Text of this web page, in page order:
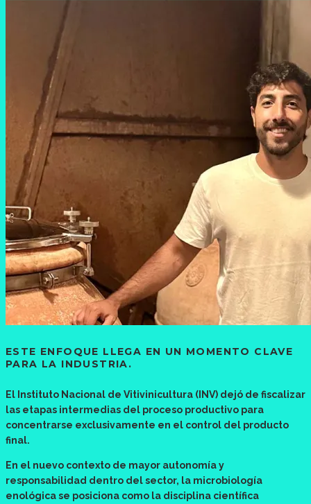
ESTE ENFOQUE LLEGA EN UN MOMENTO CLAVE
PARA LA INDUSTRIA.
El Instituto Nacional de Vitivinicultura (INV) dejó de fiscalizar
las etapas intermedias del proceso productivo para
concentrarse exclusivamente en el control del producto
final.
En el nuevo contexto de mayor autonomía y
responsabilidad dentro del sector, la microbiología
enológica se posiciona como la disciplina científica